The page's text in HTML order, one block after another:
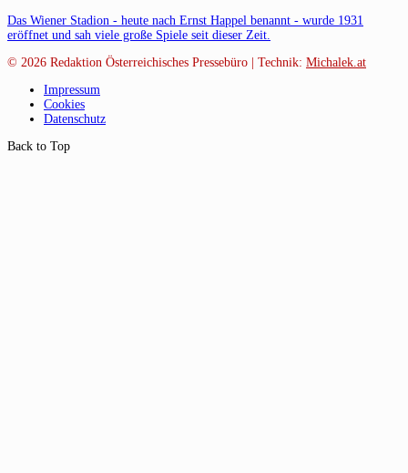
Das Wiener Stadion - heute nach Ernst Happel benannt - wurde 1931
eröffnet und sah viele große Spiele seit dieser Zeit.
© 2026 Redaktion Österreichisches Pressebüro | Technik: Michalek.at
Impressum
Cookies
Datenschutz
Back to Top